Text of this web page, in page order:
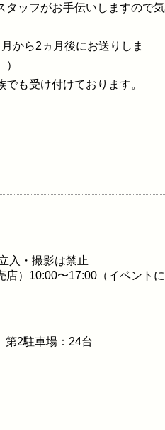
タッフがお手伝いしますので気
から2ヵ月後にお送りしま
も受け付けております。
入・撮影は禁止
）10:00〜17:00（イベントに
2駐車場：24台